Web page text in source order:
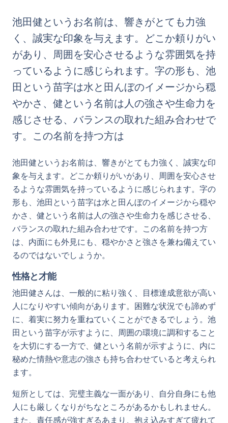
池田健というお名前は、響きがとても力強
く、誠実な印象を与えます。どこか頼りがい
があり、周囲を安心させるような雰囲気を持
っているように感じられます。字の形も、池
田という苗字は水と田んぼのイメージから穏
やかさ、健という名前は人の強さや生命力を
感じさせる、バランスの取れた組み合わせで
す。この名前を持つ方は
池田健というお名前は、響きがとても力強く、誠実な印
象を与えます。どこか頼りがいがあり、周囲を安心させ
るような雰囲気を持っているように感じられます。字の
形も、池田という苗字は水と田んぼのイメージから穏や
かさ、健という名前は人の強さや生命力を感じさせる、
バランスの取れた組み合わせです。この名前を持つ方
は、内面にも外見にも、穏やかさと強さを兼ね備えてい
るのではないでしょうか。
性格と才能
池田健さんは、一般的に粘り強く、目標達成意欲が高い
人になりやすい傾向があります。困難な状況でも諦めず
に、着実に努力を重ねていくことができるでしょう。池
田という苗字が示すように、周囲の環境に調和すること
を大切にする一方で、健という名前が示すように、内に
秘めた情熱や意志の強さも持ち合わせていると考えられ
ます。
短所としては、完璧主義な一面があり、自分自身にも他
人にも厳しくなりがちなところがあるかもしれません。
また、責任感が強すぎるあまり、抱え込みすぎて疲れて